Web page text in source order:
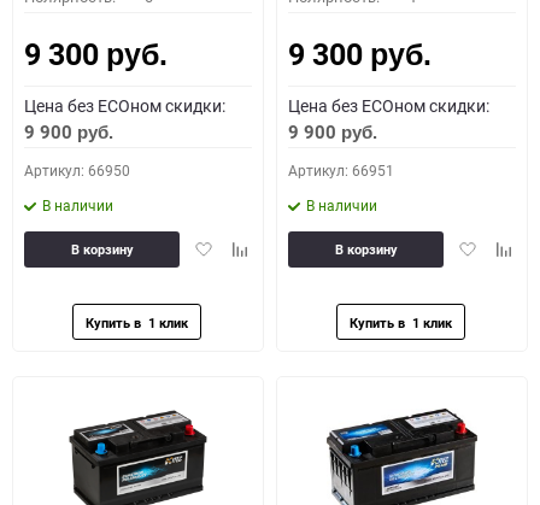
9 300 руб.
Цена без ECOном скидки:
9 900 руб.
Артикул: 66950
В наличии
ДобавитьДобавить
В корзину
9 300 руб.
Цена без ECOном скидки:
9 900 руб.
Артикул: 66951
В наличии
Добавить
В корзину